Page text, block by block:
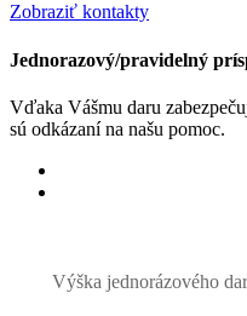
Zobraziť kontakty
Jednorazový/pravidelný
Vďaka Vášmu daru
sú odkázaní na našu pomoc.
Výška jednorázového